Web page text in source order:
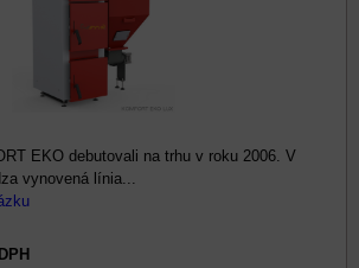
EKO debutovali na trhu v roku 2006. V
vynovená línia...